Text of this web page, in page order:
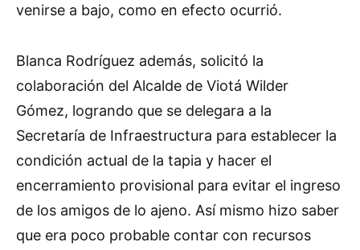
venirse a bajo, como en efecto ocurrió.
Blanca Rodríguez además, solicitó la
colaboración del Alcalde de Viotá Wilder
Gómez, logrando que se delegara a la
Secretaría de Infraestructura para establecer la
condición actual de la tapia y hacer el
encerramiento provisional para evitar el ingreso
de los amigos de lo ajeno. Así mismo hizo saber
que era poco probable contar con recursos